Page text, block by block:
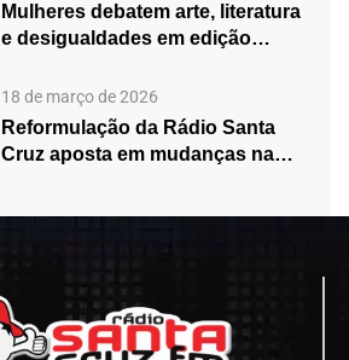
Mulheres debatem arte, literatura
e desigualdades em edição
18 de março de 2026
Reformulação da Rádio Santa
Cruz aposta em mudanças na